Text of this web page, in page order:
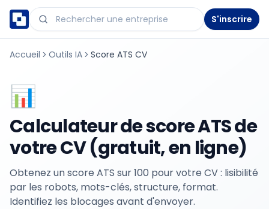
S'inscrire
Accueil Outils IA Score ATS CV
📊
Calculateur de score ATS de
votre CV (gratuit, en ligne)
Obtenez un score ATS sur 100 pour votre CV : lisibilité
par les robots, mots-clés, structure, format.
Identifiez les blocages avant d'envoyer.